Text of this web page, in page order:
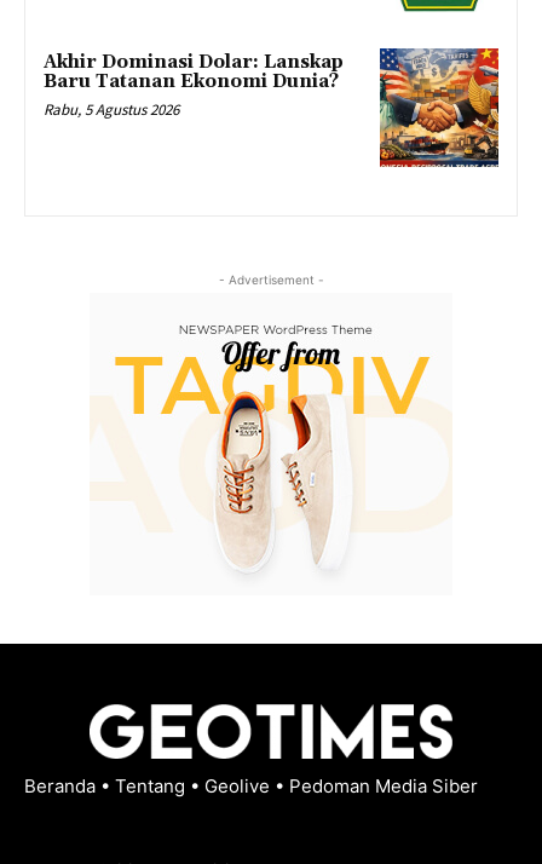
Akhir Dominasi Dolar: Lanskap
Baru Tatanan Ekonomi Dunia?
Rabu, 5 Agustus 2026
- Advertisement -
Beranda • Tentang • Geolive • Pedoman Media Siber